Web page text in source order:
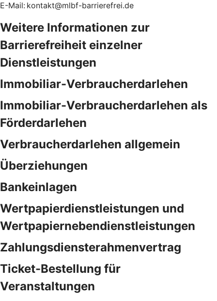
E-Mail: kontakt@mlbf-barrierefrei.de
Weitere Informationen zur
Barrierefreiheit einzelner
Dienstleistungen
Immobiliar-Verbraucherdarlehen
Immobiliar-Verbraucherdarlehen als
Förderdarlehen
Verbraucherdarlehen allgemein
Überziehungen
Bankeinlagen
Wertpapierdienstleistungen und
Wertpapiernebendienstleistungen
Zahlungsdiensterahmenvertrag
Ticket-Bestellung für
Veranstaltungen